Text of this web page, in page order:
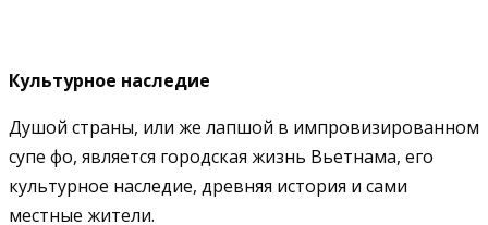
Культурное наследие
Душой страны, или же лапшой в импровизированном
супе фо, является городская жизнь Вьетнама, его
культурное наследие, древняя история и сами
местные жители.